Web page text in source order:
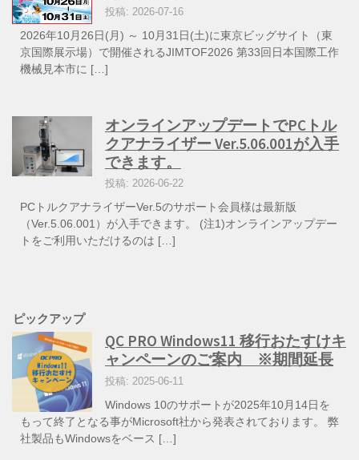
投稿: 2026-07-16
2026年10月26日(月) ～ 10月31日(土)に東京ビッグサイト（東
京国際展示場）で開催されるJIMTOF2026 第33回日本国際工作
機械見本市に […]
オンラインアップデートでPCトル
クアナライザー Ver.5.06.001が入手
できます。
投稿: 2026-06-22
PCトルクアナライザーVer.5のサポート会員様は最新版
（Ver.5.06.001）が入手できます。 (注1)オンラインアップデー
トをご利用いただけるのは […]
ピックアップ
QC PRO Windows11 移行おたすけキ
ャンペーンのご案内 ※期間延長
投稿: 2025-06-11
Windows 10のサポートが2025年10月14日を
もって終了となる事がMicrosoft社から発表されております。 弊
社製品もWindowsをベース […]